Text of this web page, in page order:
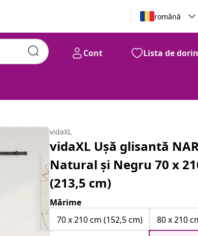
română
Cont Lista de
vidaXL
vidaXL Ușă glisantă
Natural și Negru 70 x
(213,5 cm)
Mărime
70 x 210 cm (152,5 cm)
80 x 210